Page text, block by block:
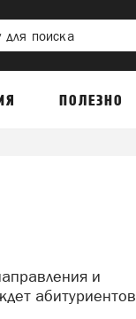
ПОЛЕЗНО
абитуриентов